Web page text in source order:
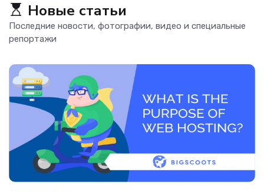
Новые статьи
Последние новости, фотографии, видео и специальные
репортажи